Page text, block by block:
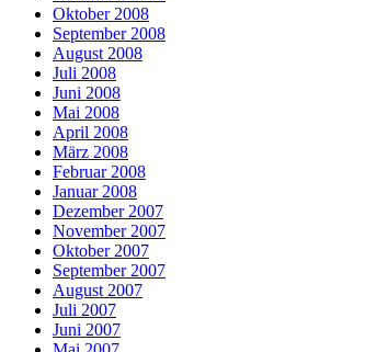
Oktober 2008
September 2008
August 2008
Juli 2008
Juni 2008
Mai 2008
April 2008
März 2008
Februar 2008
Januar 2008
Dezember 2007
November 2007
Oktober 2007
September 2007
August 2007
Juli 2007
Juni 2007